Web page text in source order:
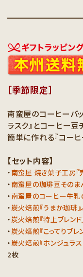
［季節限定］
南蛮屋のコーヒーバ
ラスク』とコーヒー
簡単に作れる『コー
【セット内容】
・ 南蛮屋 焼き菓子工房『
・ 南蛮屋の珈琲豆そのま
・ 南蛮屋のコーヒー牛乳
・ 炭火焙煎『うまか珈琲
・ 炭火焙煎『特上ブレンド
・ 炭火焙煎『こってりブレ
・ 炭火焙煎『ホンジュラ
2枚